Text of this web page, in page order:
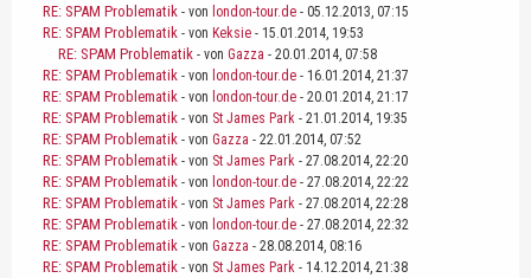
RE: SPAM Problematik - von london-tour.de - 05.12.2013, 07:15
RE: SPAM Problematik - von Keksie - 15.01.2014, 19:53
RE: SPAM Problematik - von Gazza - 20.01.2014, 07:58
RE: SPAM Problematik - von london-tour.de - 16.01.2014, 21:37
RE: SPAM Problematik - von london-tour.de - 20.01.2014, 21:17
RE: SPAM Problematik - von St James Park - 21.01.2014, 19:35
RE: SPAM Problematik - von Gazza - 22.01.2014, 07:52
RE: SPAM Problematik - von St James Park - 27.08.2014, 22:20
RE: SPAM Problematik - von london-tour.de - 27.08.2014, 22:22
RE: SPAM Problematik - von St James Park - 27.08.2014, 22:28
RE: SPAM Problematik - von london-tour.de - 27.08.2014, 22:32
RE: SPAM Problematik - von Gazza - 28.08.2014, 08:16
RE: SPAM Problematik - von St James Park - 14.12.2014, 21:38